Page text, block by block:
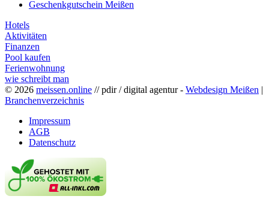
Geschenkgutschein Meißen
Hotels
Aktivitäten
Finanzen
Pool kaufen
Ferienwohnung
wie schreibt man
© 2026 meissen.online // pdir / digital agentur - Webdesign Meißen |
Branchenverzeichnis
Impressum
AGB
Datenschutz